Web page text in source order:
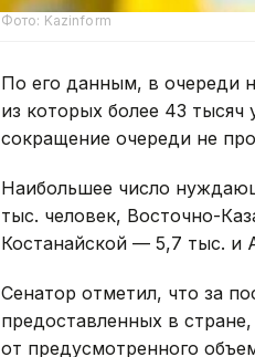
Фото: Kazinform
По его данным, в очереди
из которых более 43
сокращение очереди не
Наибольшее число
тыс. человек, Восточно-
Костанайской — 5,7 тыс. и
Сенатор отметил, что за
предоставленных в
от предусмотренного